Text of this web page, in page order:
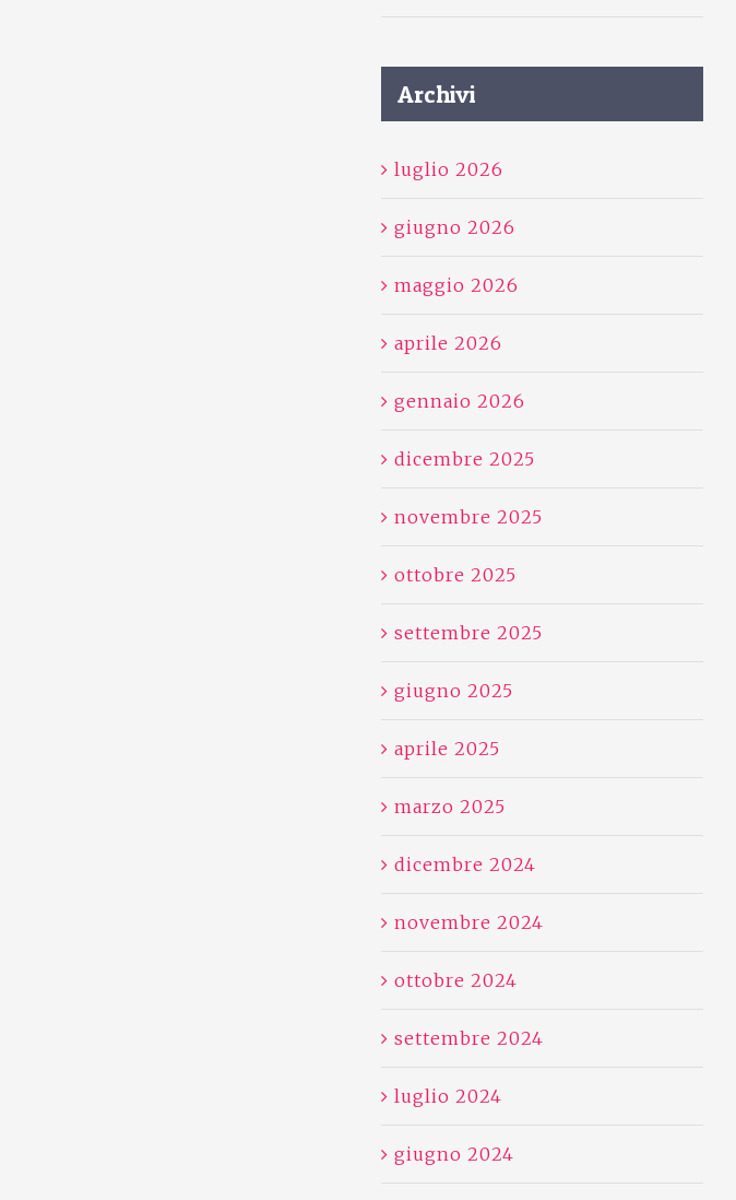
Archivi
luglio 2026
giugno 2026
maggio 2026
aprile 2026
gennaio 2026
dicembre 2025
novembre 2025
ottobre 2025
settembre 2025
giugno 2025
aprile 2025
marzo 2025
dicembre 2024
novembre 2024
ottobre 2024
settembre 2024
luglio 2024
giugno 2024